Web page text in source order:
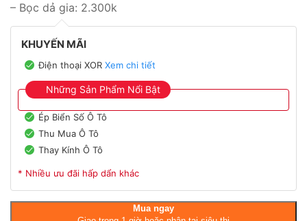
– Bọc dả gia: 2.300k
KHUYẾN MÃI
Điện thoại XOR Xem chi tiết
Những Sản Phẩm Nổi Bật
Ép Biển Số Ô Tô
Thu Mua Ô Tô
Thay Kính Ô Tô
* Nhiều ưu đãi hấp dẩn khác
Mua ngay